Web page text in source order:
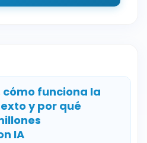
cómo funciona la
y por qué
IA